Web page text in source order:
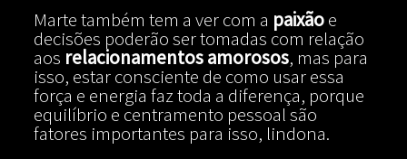
Marte também tem a ver com a paixãoe
decisões poderão ser tomadas com relação
aos relacionamentos amorosos, mas para
isso, estar consciente de como usar essa
força e energia faz toda a diferença, porque
equilíbrio e centramento pessoal são
fatores importantes para isso, lindona.